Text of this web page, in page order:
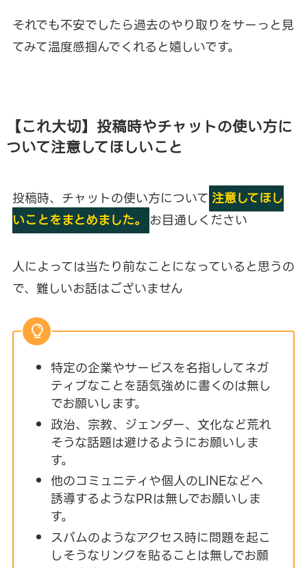
それでも不安でしたら過去のやり取りをサーっと見
てみて温度感掴んでくれると嬉しいです。
【これ大切】投稿時やチャットの使い方に
ついて注意してほしいこと
投稿時、チャットの使い方について 注意してほし
いことをまとめました。 お目通しください
人によっては当たり前なことになっていると思うの
で、難しいお話はございません
特定の企業やサービスを名指ししてネガ
ティブなことを語気強めに書くのは無し
でお願いします。
政治、宗教、ジェンダー、文化など荒れ
そうな話題は避けるようにお願いしま
す。
他のコミュニティや個人のLINEなどへ
誘導するようなPRは無しでお願いしま
す。
スパムのようなアクセス時に問題を起こ
しそうなリンクを貼ることは無しでお願